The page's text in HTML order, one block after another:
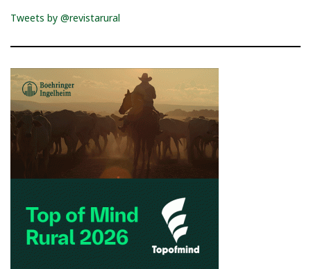
Tweets by @revistarural